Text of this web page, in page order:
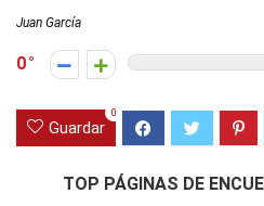
Juan García
0
Guardar
0
TOP PÁGINAS DE